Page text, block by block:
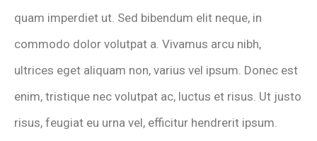
quam imperdiet ut. Sed bibendum elit neque, in
commodo dolor volutpat a. Vivamus arcu nibh,
ultrices eget aliquam non, varius vel ipsum. Donec est
enim, tristique nec volutpat ac, luctus et risus. Ut justo
risus, feugiat eu urna vel, efficitur hendrerit ipsum.